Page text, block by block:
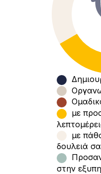
με
με
δουλειά
στην